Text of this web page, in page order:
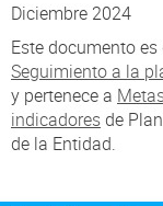
Diciembre 2024
Este documento
Seguimiento a la
y pertenece a
indicadoresde
de la Entidad.